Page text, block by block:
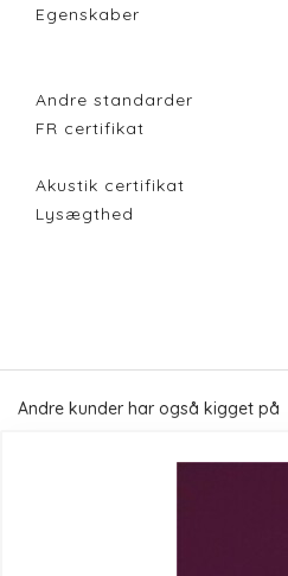
Egenskaber
Andre standarder
FR certifikat
Akustik certifikat
Lysægthed
Andre kunder har også kigget på